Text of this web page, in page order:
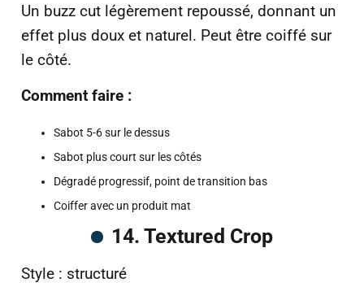
Un buzz cut légèrement repoussé, donnant un
effet plus doux et naturel. Peut être coiffé sur
le côté.
Comment faire :
Sabot 5-6 sur le dessus
Sabot plus court sur les côtés
Dégradé progressif, point de transition bas
Coiffer avec un produit mat
14. Textured Crop
Style : structuré